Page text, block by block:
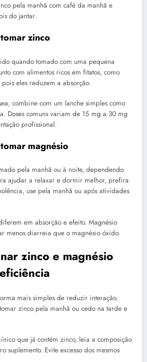
pela manhã com café da manhã e
do jantar.
zinco
quando tomado com uma pequena
com alimentos ricos em fitatos, como
eles reduzem a absorção.
combine com um lanche simples como
Doses comuns variam de 15 mg a 30 mg
profissional.
magnésio
pela manhã ou à noite, dependendo
ajudar a relaxar e dormir melhor, prefira
use pela manhã ou após atividades
em absorção e efeito. Magnésio
menos diarreia que o magnésio óxido.
zinco e magnésio
mais simples de reduzir interação.
zinco pela manhã ou cedo na tarde e
que já contém zinco, leia a composição
suplemento. Evite excesso dos mesmos